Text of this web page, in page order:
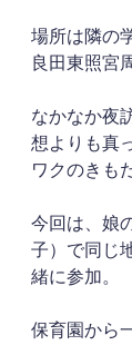
場所は隣の
良田東照宮
なかなか夜
想よりも真
ワクのきも
今回は、娘
子）で同じ
緒に参加。
保育園から